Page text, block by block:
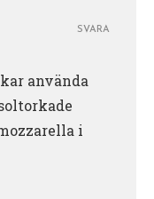
använda
i
SVARA